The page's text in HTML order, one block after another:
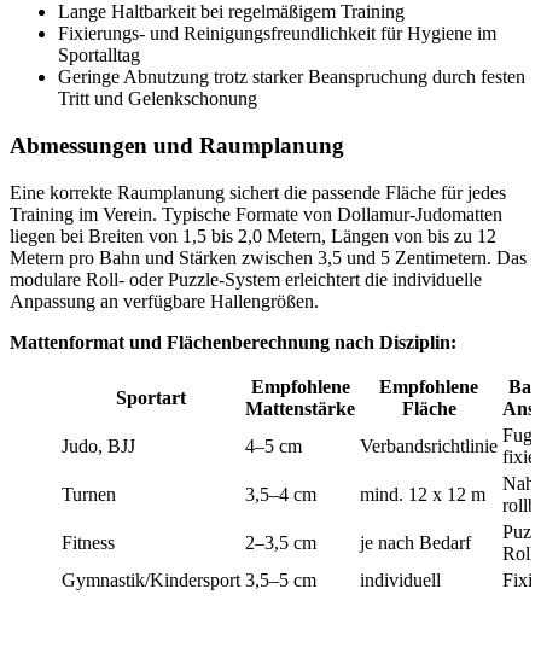
Lange Haltbarkeit bei regelmäßigem Training
Fixierungs- und Reinigungsfreundlichkeit für Hygiene im
Sportalltag
Geringe Abnutzung trotz starker Beanspruchung durch festen
Tritt und Gelenkschonung
Abmessungen und Raumplanung
Eine korrekte Raumplanung sichert die passende Fläche für jedes
Training im Verein. Typische Formate von Dollamur-Judomatten
liegen bei Breiten von 1,5 bis 2,0 Metern, Längen von bis zu 12
Metern pro Bahn und Stärken zwischen 3,5 und 5 Zentimetern. Das
modulare Roll- oder Puzzle-System erleichtert die individuelle
Anpassung an verfügbare Hallengrößen.
Mattenformat und Flächenberechnung nach Disziplin:
Sportart
Empfohlene
Mattenstärke
Empfohlene
Fläche
Judo, BJJ
4–5 cm Verbandsrichtlinie
Turnen
3,5–4 cm mind. 12 x 12 m
Fitness
2–3,5 cm je nach Bedarf
Roll
Gymnastik/Kindersport 3,5–5 cm individuell